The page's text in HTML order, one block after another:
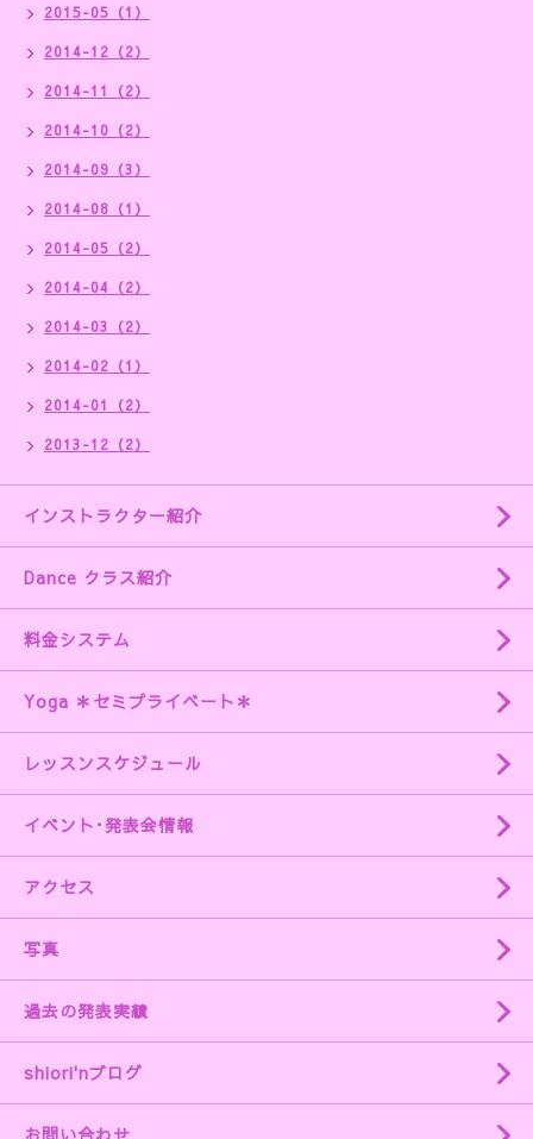
2015-05（1）
2014-12（2）
2014-11（2）
2014-10（2）
2014-09（3）
2014-08（1）
2014-05（2）
2014-04（2）
2014-03（2）
2014-02（1）
2014-01（2）
2013-12（2）
インストラクター紹介
Dance クラス紹介
料金システム
Yoga ＊セミプライベート＊
レッスンスケジュール
イベント･発表会情報
アクセス
写真
過去の発表実績
shiori'nブログ
お問い合わせ